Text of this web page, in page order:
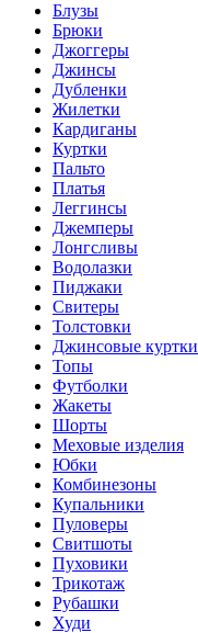
Блузы
Брюки
Джоггеры
Джинсы
Дубленки
Жилетки
Кардиганы
Куртки
Пальто
Платья
Леггинсы
Джемперы
Лонгсливы
Водолазки
Пиджаки
Свитеры
Толстовки
Джинсовые куртки
Топы
Футболки
Жакеты
Шорты
Меховые изделия
Юбки
Комбинезоны
Купальники
Пуловеры
Свитшоты
Пуховики
Трикотаж
Рубашки
Худи